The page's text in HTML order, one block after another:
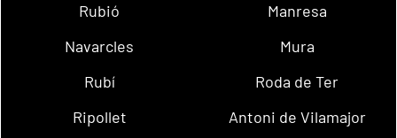
Rubió
Manresa
Navarcles
Mura
Rubí
Roda de Ter
Ripollet
Antoni de Vilamajor